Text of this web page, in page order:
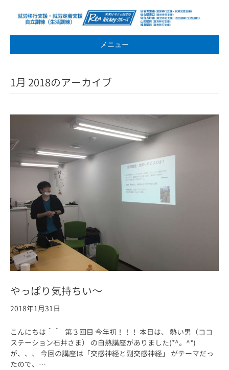
メニュー
1月 2018のアーカイブ
やっぱり気持ちい～
2018年1月31日
こんにちは＾＾ 第３回目 今年初！！！ 本日は、 熱い男（ココ
ステーション石井さま） の白熱講座がありました(*^。^*)
が、、、 今回の講座は「交感神経と副交感神経」 がテーマだっ
たので、…